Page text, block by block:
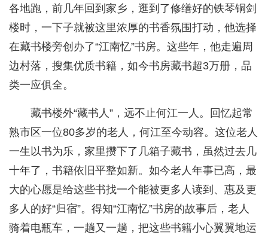
各地跑，前几年回到家乡，逛到了修缮好的铁琴铜剑
楼时，一下子就被这里浓厚的书香氛围打动，他选择
在藏书楼旁创办了“江南忆”书房。这些年，他走遍周
边村落，搜集优质书籍，如今书房藏书超3万册，品
类一应俱全。
藏书楼外“藏书人”，远不止何江一人。回忆起常
熟市区一位80多岁的老人，何江至今动容。这位老人
一生以书为乐，家里攒下了几箱子藏书，虽然过去几
十年了，书籍依旧平整如新。如今老人年事已高，最
大的心愿是给这些书找一个能被更多人读到、惠及更
多人的好“归宿”。得知“江南忆”书房的故事后，老人
骑着电瓶车，一趟又一趟，把这些书籍小心翼翼地运